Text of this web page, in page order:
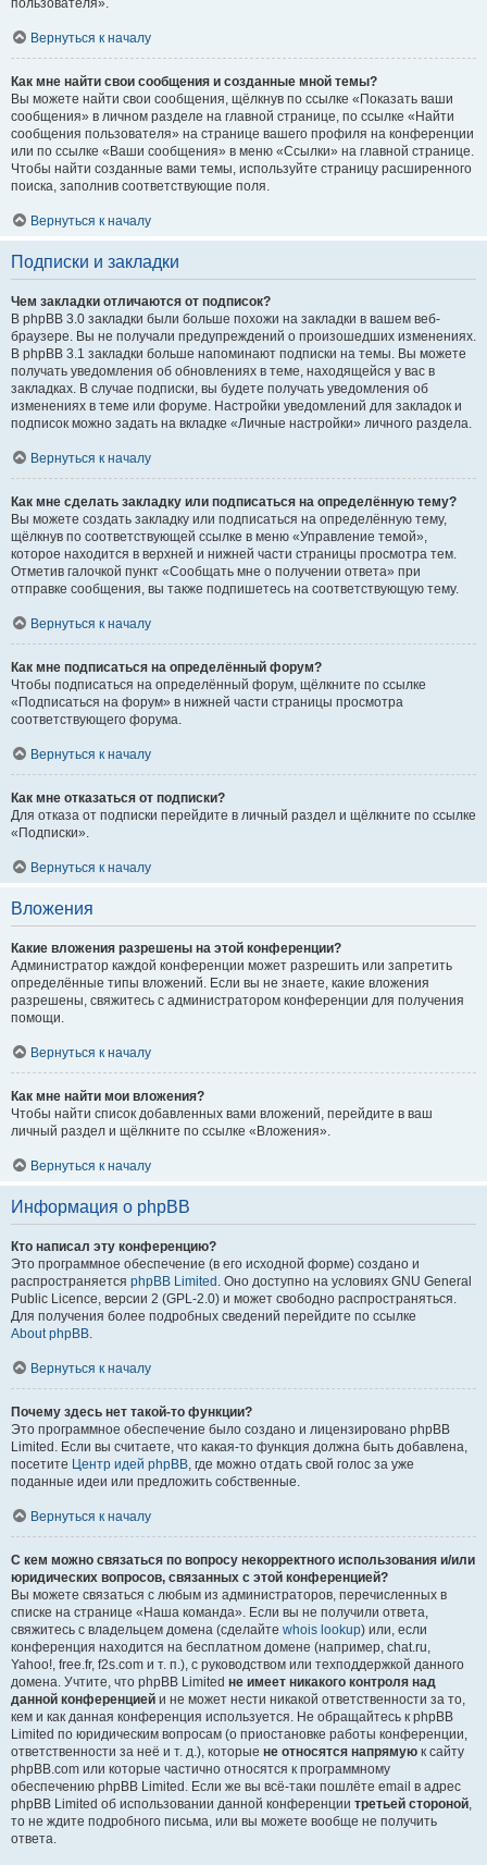
пользователя».
Вернуться к началу
Как мне найти свои сообщения и созданные мной темы?
Вы можете найти свои сообщения, щёлкнув по ссылке «Показать ваши
сообщения» в личном разделе на главной странице, по ссылке «Найти
сообщения пользователя» на странице вашего профиля на конференции
или по ссылке «Ваши сообщения» в меню «Ссылки» на главной странице.
Чтобы найти созданные вами темы, используйте страницу расширенного
поиска, заполнив соответствующие поля.
Вернуться к началу
Подписки и закладки
Чем закладки отличаются от подписок?
В phpBB 3.0 закладки были больше похожи на закладки в вашем веб-
браузере. Вы не получали предупреждений о произошедших изменениях.
В phpBB 3.1 закладки больше напоминают подписки на темы. Вы можете
получать уведомления об обновлениях в теме, находящейся у вас в
закладках. В случае подписки, вы будете получать уведомления об
изменениях в теме или форуме. Настройки уведомлений для закладок и
подписок можно задать на вкладке «Личные настройки» личного раздела.
Вернуться к началу
Как мне сделать закладку или подписаться на определённую тему?
Вы можете создать закладку или подписаться на определённую тему,
щёлкнув по соответствующей ссылке в меню «Управление темой»,
которое находится в верхней и нижней части страницы просмотра тем.
Отметив галочкой пункт «Сообщать мне о получении ответа» при
отправке сообщения, вы также подпишетесь на соответствующую тему.
Вернуться к началу
Как мне подписаться на определённый форум?
Чтобы подписаться на определённый форум, щёлкните по ссылке
«Подписаться на форум» в нижней части страницы просмотра
соответствующего форума.
Вернуться к началу
Как мне отказаться от подписки?
Для отказа от подписки перейдите в личный раздел и щёлкните по ссылке
«Подписки».
Вернуться к началу
Вложения
Какие вложения разрешены на этой конференции?
Администратор каждой конференции может разрешить или запретить
определённые типы вложений. Если вы не знаете, какие вложения
разрешены, свяжитесь с администратором конференции для получения
помощи.
Вернуться к началу
Как мне найти мои вложения?
Чтобы найти список добавленных вами вложений, перейдите в ваш
личный раздел и щёлкните по ссылке «Вложения».
Вернуться к началу
Информация о phpBB
Кто написал эту конференцию?
Это программное обеспечение (в его исходной форме) создано и
распространяется phpBB Limited . Оно доступно на условиях GNU General
Public Licence, версии 2 (GPL-2.0) и может свободно распространяться.
Для получения более подробных сведений перейдите по ссылке
About phpBB.
Вернуться к началу
Почему здесь нет такой-то функции?
Это программное обеспечение было создано и лицензировано phpBB
Limited. Если вы считаете, что какая-то функция должна быть добавлена,
посетите Центр идей phpBB, где можно отдать свой голос за уже
поданные идеи или предложить собственные.
Вернуться к началу
С кем можно связаться по вопросу некорректного использования и/или
юридических вопросов, связанных с этой конференцией?
Вы можете связаться с любым из администраторов, перечисленных в
списке на странице «Наша команда». Если вы не получили ответа,
свяжитесь с владельцем домена (сделайте whois lookup) или, если
конференция находится на бесплатном домене (например, chat.ru,
Yahoo!, free.fr, f2s.com и т. п.), с руководством или техподдержкой данного
домена. Учтите, что phpBB Limited не имеет никакого контроля над
данной конференцией и не может нести никакой ответственности за то,
кем и как данная конференция используется. Не обращайтесь к phpBB
Limited по юридическим вопросам (о приостановке работы конференции,
ответственности за неё и т. д.), которые не относятся напрямую к сайту
phpBB.com или которые частично относятся к программному
обеспечению phpBB Limited. Если же вы всё-таки пошлёте email в адрес
phpBB Limited об использовании данной конференции третьей стороной,
то не ждите подробного письма, или вы можете вообще не получить
ответа.